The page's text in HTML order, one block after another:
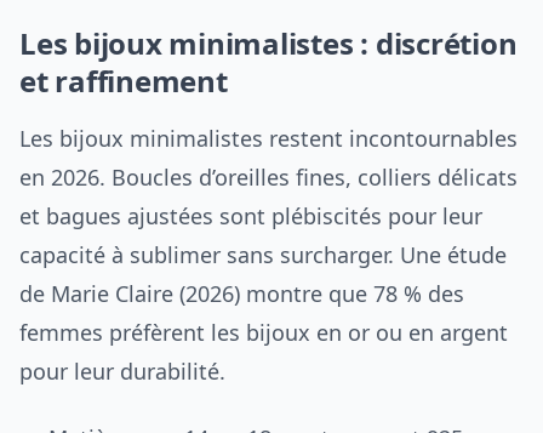
Les bijoux minimalistes : discrétion
et raffinement
Les bijoux minimalistes restent incontournables
en 2026. Boucles d’oreilles fines, colliers délicats
et bagues ajustées sont plébiscités pour leur
capacité à sublimer sans surcharger. Une étude
de Marie Claire (2026) montre que 78 % des
femmes préfèrent les bijoux en or ou en argent
pour leur durabilité.